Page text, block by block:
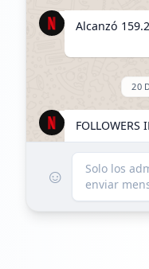
Alcanzó
20
FOLLOWERS
Alcanzó
☺
Solo los
enviar